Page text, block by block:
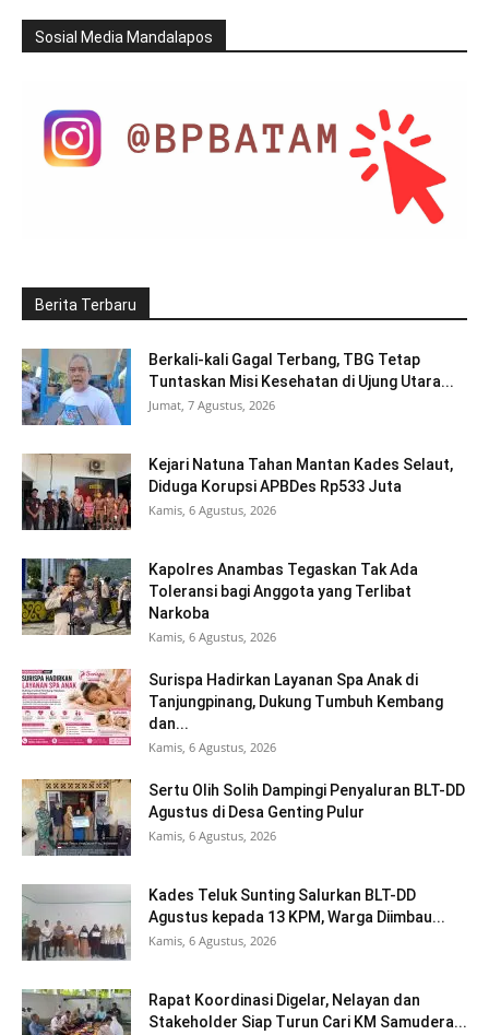
Sosial Media Mandalapos
Berita Terbaru
Berkali-kali Gagal Terbang, TBG Tetap
Tuntaskan Misi Kesehatan di Ujung Utara...
Jumat, 7 Agustus, 2026
Kejari Natuna Tahan Mantan Kades Selaut,
Diduga Korupsi APBDes Rp533 Juta
Kamis, 6 Agustus, 2026
Kapolres Anambas Tegaskan Tak Ada
Toleransi bagi Anggota yang Terlibat
Narkoba
Kamis, 6 Agustus, 2026
Surispa Hadirkan Layanan Spa Anak di
Tanjungpinang, Dukung Tumbuh Kembang
dan...
Kamis, 6 Agustus, 2026
Sertu Olih Solih Dampingi Penyaluran BLT-DD
Agustus di Desa Genting Pulur
Kamis, 6 Agustus, 2026
Kades Teluk Sunting Salurkan BLT-DD
Agustus kepada 13 KPM, Warga Diimbau...
Kamis, 6 Agustus, 2026
Rapat Koordinasi Digelar, Nelayan dan
Stakeholder Siap Turun Cari KM Samudera...